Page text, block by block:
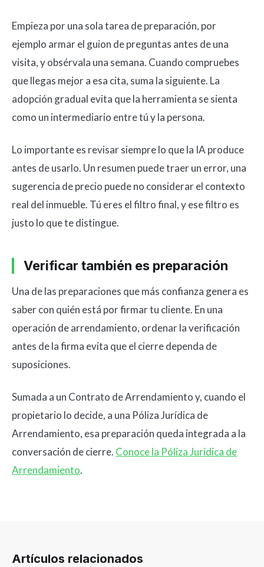
Empieza por una sola tarea de preparación, por
ejemplo armar el guion de preguntas antes de una
visita, y obsérvala una semana. Cuando compruebes
que llegas mejor a esa cita, suma la siguiente. La
adopción gradual evita que la herramienta se sienta
como un intermediario entre tú y la persona.
Lo importante es revisar siempre lo que la IA produce
antes de usarlo. Un resumen puede traer un error, una
sugerencia de precio puede no considerar el contexto
real del inmueble. Tú eres el filtro final, y ese filtro es
justo lo que te distingue.
Verificar también es preparación
Una de las preparaciones que más confianza genera es
saber con quién está por firmar tu cliente. En una
operación de arrendamiento, ordenar la verificación
antes de la firma evita que el cierre dependa de
suposiciones.
Sumada a un Contrato de Arrendamiento y, cuando el
propietario lo decide, a una Póliza Jurídica de
Arrendamiento, esa preparación queda integrada a la
conversación de cierre. Conoce la Póliza Jurídica de
Arrendamiento.
Artículos relacionados